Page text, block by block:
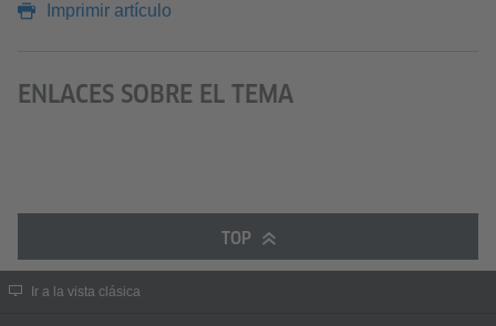
Imprimir artículo
ENLACES SOBRE EL TEMA
TOP
Ir a la vista clásica